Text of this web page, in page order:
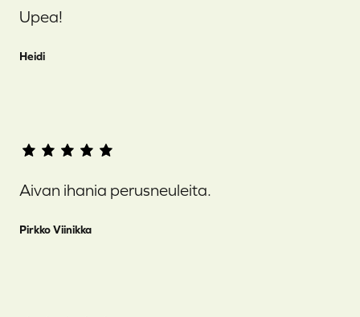
Upea!
Heidi
Aivan ihania perusneuleita.
Pirkko Viinikka